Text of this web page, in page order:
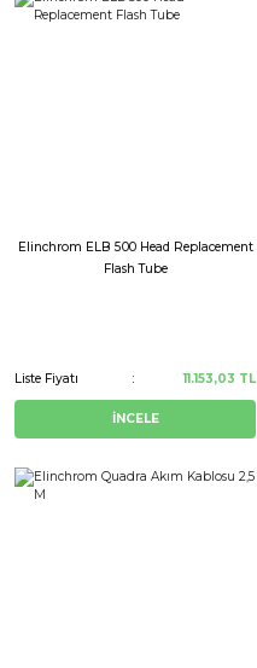
Elinchrom ELB 500 Head Replacement
Flash Tube
Liste Fiyatı 11.153,03 TL
İNCELE